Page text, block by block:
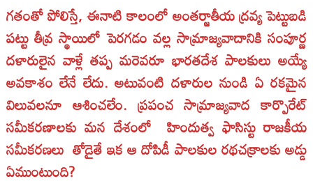
గతంతో పోలిస్తే, ఈనాటి కాలంలో అంతర్జాతీయ ద్రవ్య పెట్టుబడి
పట్టు తీవ్ర స్థాయిలో పెరగడం వల్ల సామ్రాజ్యవాదానికి సంపూర్ణ
దళారులైన వాళ్లే తప్ప మరెవరూ భారతదేశ పాలకులు అయ్యే
అవకాశం లేనే లేదు. అటువంటి దళారుల నుండి ఏ రకమైన
విలువలనూ ఆశించలేం. ప్రపంచ సామ్రాజ్యవాద కార్పొరేట్
సమీకరణాలకు మన దేశంలో హిందుత్వ ఫాసిస్టు రాజకీయ
సమీకరణలు తోడైతే ఇక ఆ దోపిడీ పాలకుల రథచక్రాలకు అడ్డు
ఏముంటుంది?